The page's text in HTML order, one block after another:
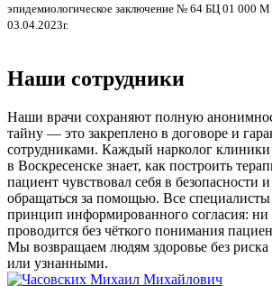
эпидемиологическое заключение № 64 БЦ 01 000
03.04.2023г.
Наши сотрудники
Наши врачи сохраняют полную
тайну — это закреплено в договоре и
сотрудниками. Каждый нарколог клиники
в Воскресенске знает, как построить
пациент чувствовал себя в безопасности
обращаться за помощью. Все
принцип информированного согласия: ни
проводится без чёткого понимания
Мы возвращаем людям здоровье без
или узнанными.